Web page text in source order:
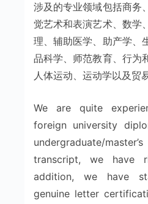
涉及的专业领域包括商务
觉艺术和表演艺术、数学
理、辅助医学、助产学、
品科学、师范教育、行为
人体运动、运动学以及贸
We are quite
foreign university
undergraduate/
transcript, we have
addition, we have
genuine letter